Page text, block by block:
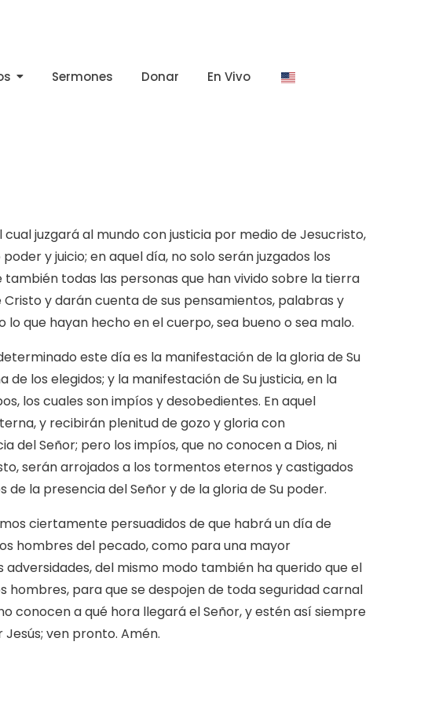
Sermones Donar En Vivo
cual juzgará al mundo con justicia por medio de Jesucristo,
y juicio; en aquel día, no solo serán juzgados los
todas las personas que han vivido sobre la tierra
y darán cuenta de sus pensamientos, palabras y
que hayan hecho en el cuerpo, sea bueno o sea malo.
este día es la manifestación de la gloria de Su
los elegidos; y la manifestación de Su justicia, en la
los cuales son impíos y desobedientes. En aquel
y recibirán plenitud de gozo y gloria con
del Señor; pero los impíos, que no conocen a Dios, ni
serán arrojados a los tormentos eternos y castigados
la presencia del Señor y de la gloria de Su poder.
ciertamente persuadidos de que habrá un día de
hombres del pecado, como para una mayor
adversidades, del mismo modo también ha querido que el
hombres, para que se despojen de toda seguridad carnal
conocen a qué hora llegará el Señor, y estén así siempre
ven pronto. Amén.